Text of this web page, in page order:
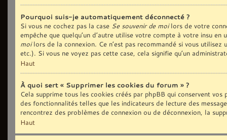
Pourquoi suis-je automatiquement déconnecté ?
Si vous ne cochez pas la case Se souvenir de moilors de votre
empêche que quelqu’un d’autre utilise votre compte à votre insu
moilors de la connexion. Ce n’est pas recommandé si vous
etc.). Si vous ne voyez pas cette case, cela signifie qu’un
Haut
À quoi sert « Supprimer les cookies du forum » ?
Cela supprime tous les cookies créés par phpBB qui conservent
des fonctionnalités telles que les indicateurs de lecture des
rencontrez des problèmes de connexion ou de déconnexion, la
Haut